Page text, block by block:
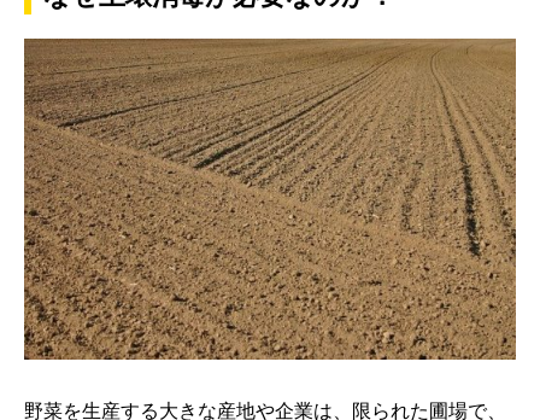
野菜を生産する大きな産地や企業は、限られた圃場で、